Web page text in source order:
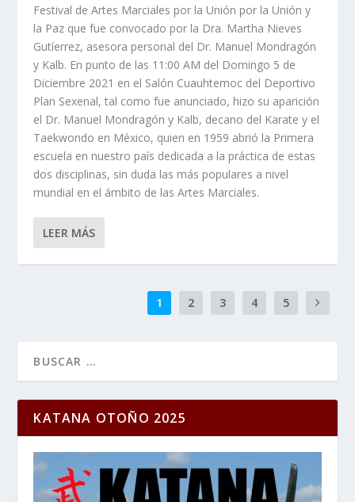
Festival de Artes Marciales por la Unión por la Unión y
la Paz que fue convocado por la Dra. Martha Nieves
Gutíerrez, asesora personal del Dr. Manuel Mondragón
y Kalb. En punto de las 11:00 AM del Domingo 5 de
Diciembre 2021 en el Salón Cuauhtemoc del Deportivo
Plan Sexenal, tal como fue anunciado, hizo su aparición
el Dr. Manuel Mondragón y Kalb, decano del Karate y el
Taekwondo en México, quien en 1959 abrió la Primera
escuela en nuestro país dedicada a la práctica de estas
dos disciplinas, sin duda las más populares a nivel
mundial en el ámbito de las Artes Marciales.
LEER MÁS
1 2 3 4 5
KATANA OTOÑO 2025